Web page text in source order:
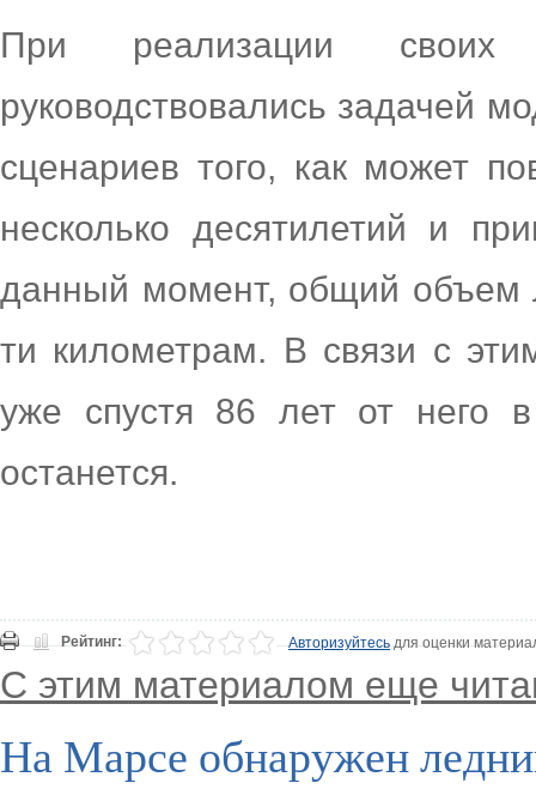
При реализации
руководствовались задачей
сценариев того, как может
несколько десятилетий и
данный момент, общий объем
ти километрам. В связи с
уже спустя 86 лет от него
останется.
Рейтинг: Авторизуйтесьдля оценки
С этим материалом еще
На Марсе обнаружен